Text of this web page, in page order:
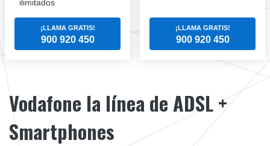
ilimitados
¡LLAMA GRATIS!
900 920 450
¡LLAMA GRATIS!
900 920 450
Vodafone la línea de ADSL +
Smartphones